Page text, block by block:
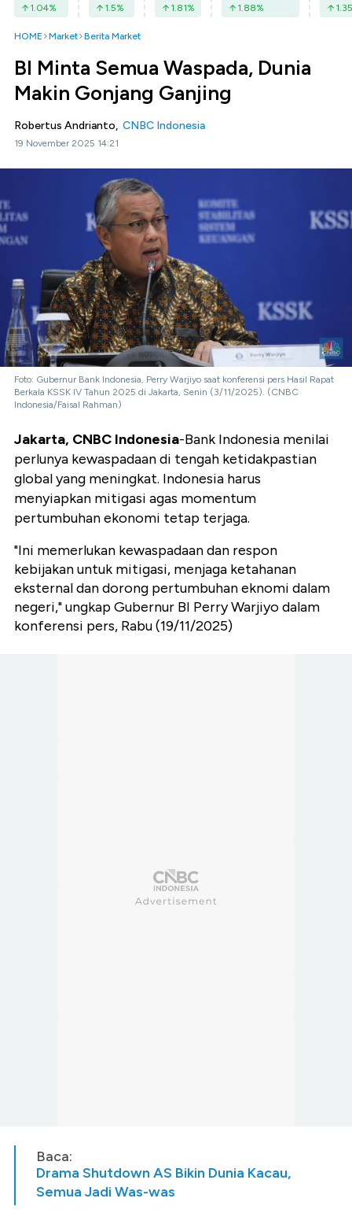
1.04% 1.5% 1.81% 1.88% 1.35
HOME Market Berita Market
BI Minta Semua Waspada, Dunia
Makin Gonjang Ganjing
Robertus Andrianto, CNBC Indonesia
19 November 2025 14:21
Foto: Gubernur Bank Indonesia, Perry Warjiyo saat konferensi pers Hasil Rapat
Berkala KSSK IV Tahun 2025 di Jakarta, Senin (3/11/2025). (CNBC
Indonesia/Faisal Rahman)
Jakarta, CNBC Indonesia-Bank Indonesia menilai
perlunya kewaspadaan di tengah ketidakpastian
global yang meningkat. Indonesia harus
menyiapkan mitigasi agas momentum
pertumbuhan ekonomi tetap terjaga.
"Ini memerlukan kewaspadaan dan respon
kebijakan untuk mitigasi, menjaga ketahanan
eksternal dan dorong pertumbuhan eknomi dalam
negeri," ungkap Gubernur BI Perry Warjiyo dalam
konferensi pers, Rabu (19/11/2025)
Baca:
Drama Shutdown AS Bikin Dunia Kacau,
Semua Jadi Was-was